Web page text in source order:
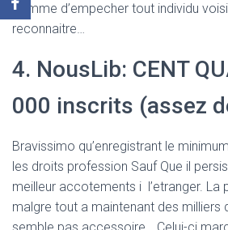
comme d’empecher tout individu
reconnaitre…
4. NousLib: CENT
000 inscrits (assez
Bravissimo qu’enregistrant le
les droits profession Sauf Que il
meilleur accotements i l’etranger. La
malgre tout a maintenant des milliers